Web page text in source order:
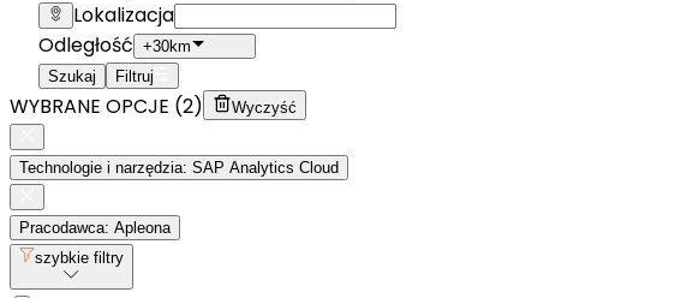
Lokalizacja
Odległość +30km
Szukaj
Filtruj
WYBRANE OPCJE (2) Wyczyść
Technologie i narzędzia: SAP Analytics Cloud
Pracodawca: Apleona
szybkie filtry